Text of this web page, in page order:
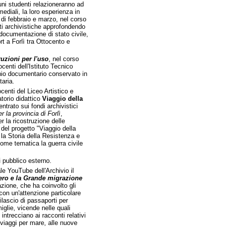
studenti relazioneranno ad
la loro esperienza in
febbraio e marzo, nel corso
archivistiche approfondendo
di stato civile,
a Forlì tra Ottocento e
per l'uso, nel corso
dell'Istituto Tecnico
documentario conservato in
del Liceo Artistico e
didattico Viaggio della
sui fondi archivistici
la provincia di Forlì,
la ricostruzione delle
progetto "Viaggio della
Storia della Resistenza e
tematica la guerra civile
esterno.
YouTube dell'Archivio il
e la Grande migrazione
che ha coinvolto gli
un'attenzione particolare
di passaporti per
vicende nelle quali
ai racconti relativi
per mare, alle nuove